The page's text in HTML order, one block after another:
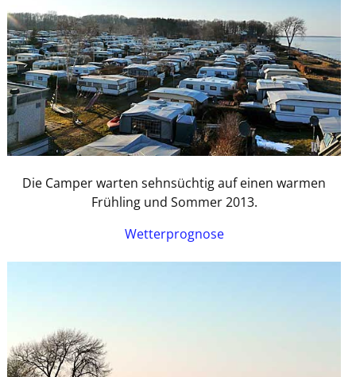
Die Camper warten sehnsüchtig auf einen warmen
Frühling und Sommer 2013.
Wetterprognose